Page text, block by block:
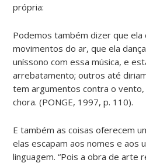
própria:
Podemos também dizer que ela
movimentos do ar, que ela
uníssono com essa música, e
arrebatamento; outros até
tem argumentos contra o
chora. (PONGE, 1997, p. 110).
E também as coisas oferecem
elas escapam aos nomes e aos
linguagem. “Pois a obra de arte